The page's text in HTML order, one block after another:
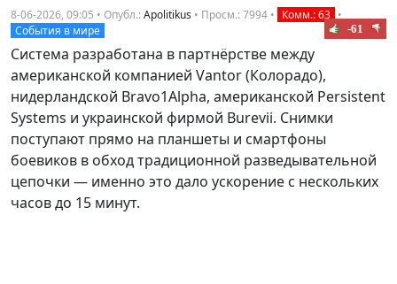
8-06-2026, 09:05 • Опубл.:Apolitikus • Просм.: 7994 • Комм.: 63 •
События в мире
-61
Система разработана в партнёрстве между
американской компанией Vantor (Колорадо),
нидерландской Bravo1Alpha, американской Persistent
Systems и украинской фирмой Burevii. Снимки
поступают прямо на планшеты и смартфоны
боевиков в обход традиционной разведывательной
цепочки — именно это дало ускорение с нескольких
часов до 15 минут.